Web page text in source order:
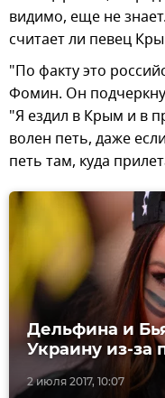
видимо, еще не
считает ли певец
"По факту это
Фомин. Он
"Я ездил в Крым и в
волен петь, даже
петь там, куда
2 июля 2017, 10:07
Дельфина и
Украину из-